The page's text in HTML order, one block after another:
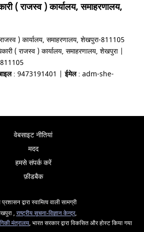
( राजस्व ) कार्यालय, समाहरणालय,
राजस्व ) कार्यालय, समाहरणालय, शेखपुरा-811105
( राजस्व ) कार्यालय, समाहरणालय, शेखपुरा |
: 9473191401 |ईमेल: adm-she-
वेबसाइट नीतियां
मदद
हमसे संपर्क करें
फ़ीडबैक
द्वारा स्वामित्व वाली सामग्री
,राष्ट्रीय सूचना-विज्ञान केन्द्र,
मंत्रालय, भारत सरकार द्वारा विकसित और होस्ट किया गया